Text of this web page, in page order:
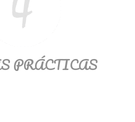
PRÁCTICAS